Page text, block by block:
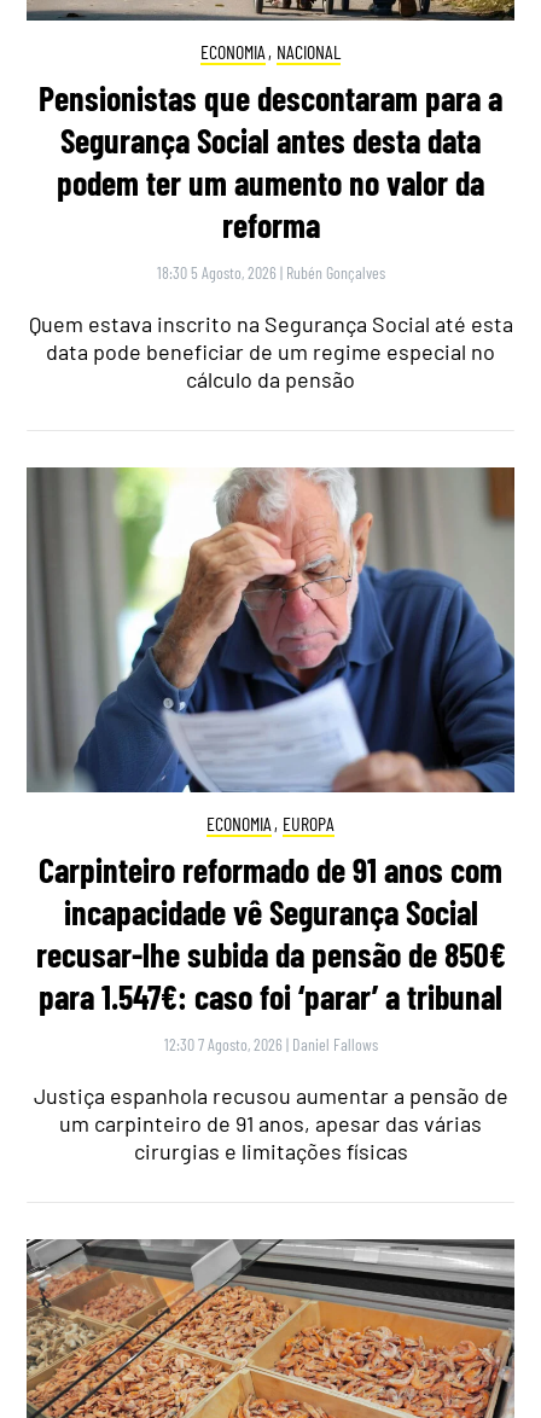
ECONOMIA , NACIONAL
Pensionistas que descontaram para a
Segurança Social antes desta data
podem ter um aumento no valor da
reforma
18:30 5 Agosto, 2026 | Rubén Gonçalves
Quem estava inscrito na Segurança Social até esta
data pode beneficiar de um regime especial no
cálculo da pensão
ECONOMIA , EUROPA
Carpinteiro reformado de 91 anos com
incapacidade vê Segurança Social
recusar-lhe subida da pensão de 850€
para 1.547€: caso foi ‘parar’ a tribunal
12:30 7 Agosto, 2026 | Daniel Fallows
Justiça espanhola recusou aumentar a pensão de
um carpinteiro de 91 anos, apesar das várias
cirurgias e limitações físicas